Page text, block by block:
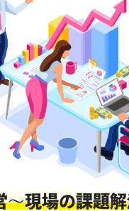
〜現場の課題